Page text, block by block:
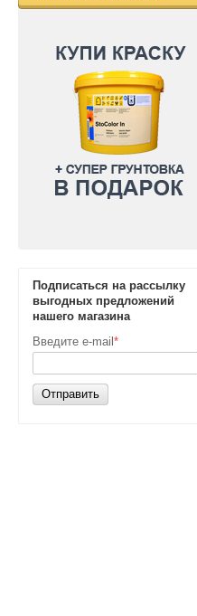
Подписаться на рассылку
выгодных предложений
нашего магазина
Введите e-mail *
Отправить